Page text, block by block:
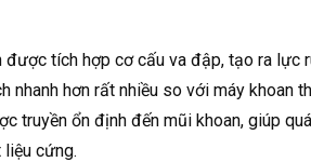
tích hợp cơ cấu va đập, tạo ra lực
nhanh hơn rất nhiều so với máy khoan
truyền ổn định đến mũi khoan, giúp
cứng.